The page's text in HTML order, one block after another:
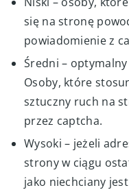
się na stronę
powiadomienie z
Średni –
Osoby, które
sztuczny ruch na
przez captcha.
Wysoki – jeżeli
strony w ciągu
jako niechciany